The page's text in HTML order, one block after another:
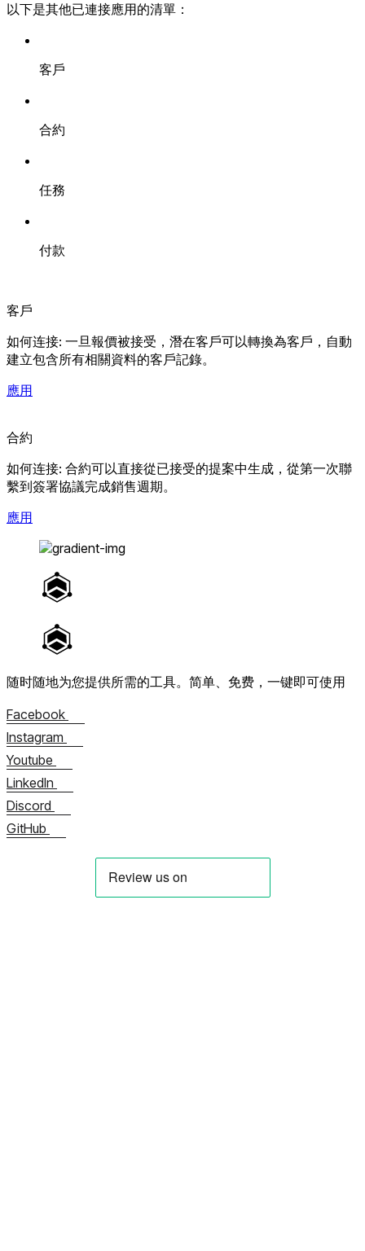
以下是其他已連接應用的清單：
客戶
合約
任務
付款
客戶
如何连接: 一旦報價被接受，潛在客戶可以轉換為客戶，自動
建立包含所有相關資料的客戶記錄。
應用
合約
如何连接: 合約可以直接從已接受的提案中生成，從第一次聯
繫到簽署協議完成銷售週期。
應用
随时随地为您提供所需的工具。 简单、免费，一键即可使用
Facebook
Instagram
Youtube
LinkedIn
Discord
GitHub